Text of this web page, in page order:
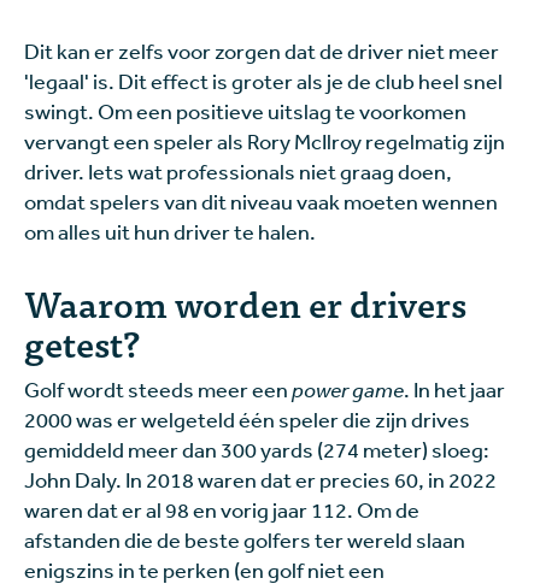
Dit kan er zelfs voor zorgen dat de driver niet meer
'legaal' is. Dit effect is groter als je de club heel snel
swingt. Om een positieve uitslag te voorkomen
vervangt een speler als Rory McIlroy regelmatig zijn
driver. Iets wat professionals niet graag doen,
omdat spelers van dit niveau vaak moeten wennen
om alles uit hun driver te halen.
Waarom worden er drivers
getest?
Golf wordt steeds meer eenpower game. In het jaar
2000 was er welgeteld één speler die zijn drives
gemiddeld meer dan 300 yards (274 meter) sloeg:
John Daly. In 2018 waren dat er precies 60, in 2022
waren dat er al 98 en vorig jaar 112. Om de
afstanden die de beste golfers ter wereld slaan
enigszins in te perken (en golf niet een